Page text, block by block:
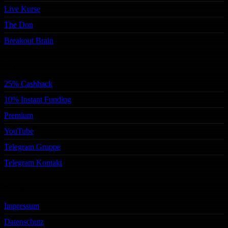
Live Kurse
The Don
Breakout Brain
25% Cashback
10% Instant Funding
Premium
YouTube
Telegram Gruppe
Telegram Kontakt
Impressum
Datenschutz